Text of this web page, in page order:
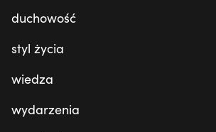
duchowość
styl życia
wiedza
wydarzenia